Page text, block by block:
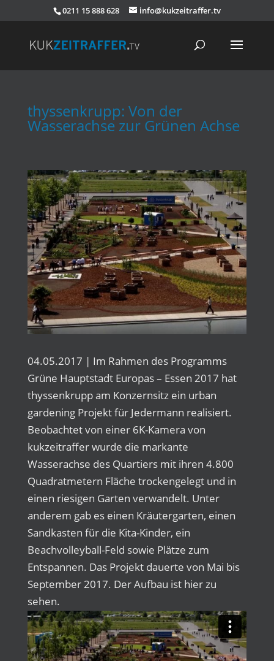
0211 15 888 628 info@kukzeitraffer.tv
thyssenkrupp: Von der
Wasserachse zur Grünen Achse
04.05.2017 | Im Rahmen des Programms
Grüne Hauptstadt Europas – Essen 2017 hat
thyssenkrupp am Konzernsitz ein urban
gardening Projekt für Jedermann realisiert.
Beobachtet von einer 6K-Kamera von
kukzeitraffer wurde die markante
Wasserachse des Quartiers mit ihren 4.800
Quadratmetern Fläche trockengelegt und in
einen riesigen Garten verwandelt. Unter
anderem gab es einen Kräutergarten, einen
Sandkasten für die Kita-Kinder, ein
Beachvolleyball-Feld sowie Plätze zum
Entspannen. Das Projekt dauerte von Mai bis
September 2017. Der Aufbau ist hier zu
sehen.